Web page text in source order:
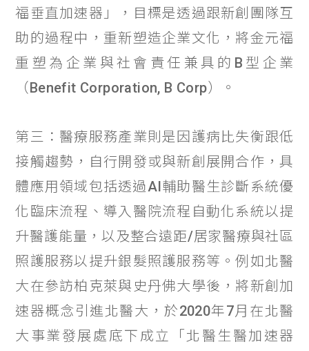
福垂直加速器」，目標是透過跟新創團隊互
助的過程中，重新塑造企業文化，將金元福
重塑為企業與社會責任兼具的B型企業
（Benefit Corporation, B Corp）。
第三：醫療服務產業則是因護病比失衡跟低
接觸趨勢，自行開發或與新創展開合作，具
體應用領域包括透過AI輔助醫生診斷系統優
化臨床流程、導入醫院流程自動化系統以提
升醫護能量，以及整合遠距/居家醫療與社區
照護服務以提升銀髮照護服務等。例如北醫
大在參訪柏克萊與史丹佛大學後，將新創加
速器概念引進北醫大，於2020年7月在北醫
大事業發展處底下成立「北醫生醫加速器